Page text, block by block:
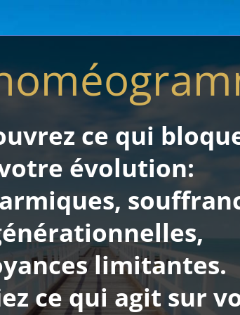
ce qui
évolution:
limitantes.
ce qui agit sur